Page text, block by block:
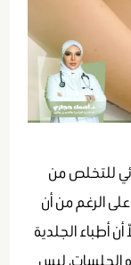
للتخلص من
الرغم من أن
أن أطباء الجلدية